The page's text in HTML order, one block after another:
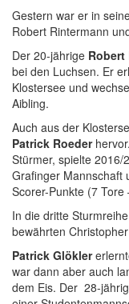
Gestern war er in
Robert Rintermann
Der 20-jährige Robert
bei den Luchsen. Er
Klostersee und
Aibling.
Auch aus der
Patrick Roeder
Stürmer, spielte
Grafinger Mannschaft
Scorer-Punkte (7
In die dritte
bewährten
Patrick Glökler
war dann aber auch
dem Eis. Der 28-